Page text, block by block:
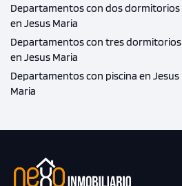
Departamentos con dos dormitorios
en Jesus Maria
Departamentos con tres dormitorios
en Jesus Maria
Departamentos con piscina en Jesus
Maria